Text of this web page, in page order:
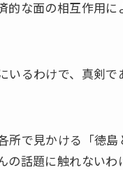
な面の相互作用に
るわけで、真剣
で見かける「徳
話題に触れないわ